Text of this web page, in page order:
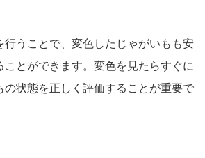
行うことで、変色したじゃがいもも安
ことができます。変色を見たらすぐに
の状態を正しく評価することが重要で